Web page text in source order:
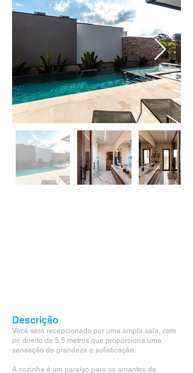
Descrição
Você será recepcionado por uma ampla sala, com
pé direito de 5,5 metros que proporciona uma
sensação de grandeza e sofisticação.
A cozinha é um paraíso para os amantes da